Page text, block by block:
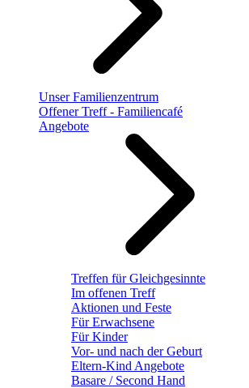
Unser Familienzentrum
Offener Treff - Familiencafé
Angebote
Treffen für Gleichgesinnte
Im offenen Treff
Aktionen und Feste
Für Erwachsene
Für Kinder
Vor- und nach der Geburt
Eltern-Kind Angebote
Basare / Second Hand